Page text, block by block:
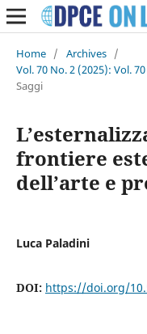
Home / Archives /
Vol. 70 No. 2 (2025): Vol.
Saggi
frontiere
dell’arte e
Luca Paladini
DOI: https://doi.org/